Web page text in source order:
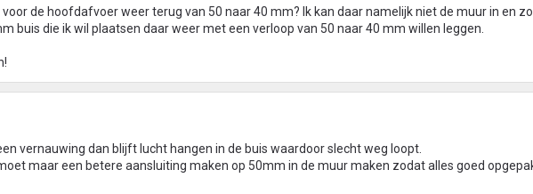
voor de hoofdafvoer weer terug van 50 naar 40 mm? Ik kan daar namelijk niet de muur in en
buis die ik wil plaatsen daar weer met een verloop van 50 naar 40 mm willen leggen.
vernauwing dan blijft lucht hangen in de buis waardoor slecht weg loopt.
maar een betere aansluiting maken op 50mm in de muur maken zodat alles goed